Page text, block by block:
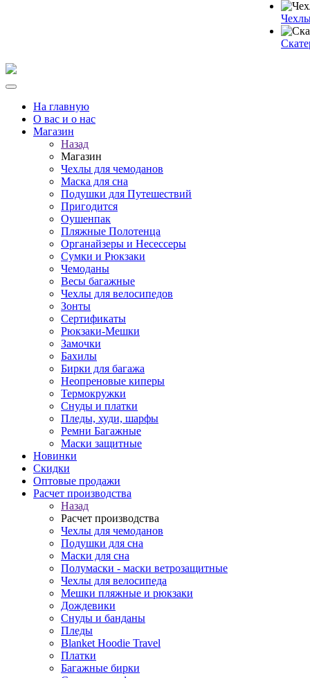
На главную
О вас и о нас
Магазин
Назад
Магазин
Чехлы для чемоданов
Маска для сна
Подушки для Путешествий
Пригодится
Оушенпак
Пляжные Полотенца
Органайзеры и Несессеры
Сумки и Рюкзаки
Чемоданы
Весы багажные
Чехлы для велосипедов
Зонты
Сертификаты
Рюкзаки-Мешки
Замочки
Бахилы
Бирки для багажа
Неопреновые киперы
Термокружки
Снуды и платки
Пледы, худи, шарфы
Ремни Багажные
Маски защитные
Новинки
Скидки
Оптовые продажи
Расчет производства
Назад
Расчет производства
Чехлы для чемоданов
Подушки для сна
Маски для сна
Полумаски - маски ветрозащитные
Чехлы для велосипеда
Мешки пляжные и рюкзаки
Дождевики
Снуды и банданы
Пледы
Blanket Hoodie Travel
Платки
Багажные бирки